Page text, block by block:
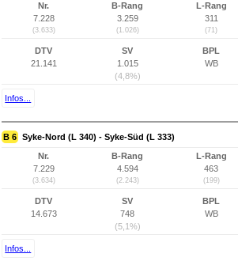
Nr.
7.228
(3.633)
B-Rang
3.259
(1.026)
L-Rang
311
(71)
DTV
21.141
SV
1.015
(4,8%)
BPL
WB
Infos...
B 6 Syke-Nord (L 340) - Syke-Süd (L 333)
Nr.
7.229
(3.634)
B-Rang
4.594
(2.243)
L-Rang
463
(199)
DTV
14.673
SV
748
(5,1%)
BPL
WB
Infos...